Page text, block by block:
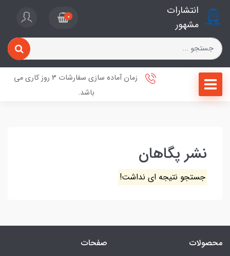
انتشارات
مشهور
0
زمان آماده سازی سفارشات 3 روز کاری می
باشد.
نشر پگاهان
جستجو نتیجه ای نداشت!
محصولات صفحات